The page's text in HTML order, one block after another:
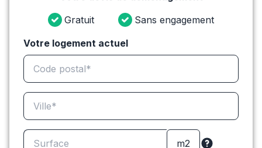
Gratuit
Sans engagement
Votre logement actuel